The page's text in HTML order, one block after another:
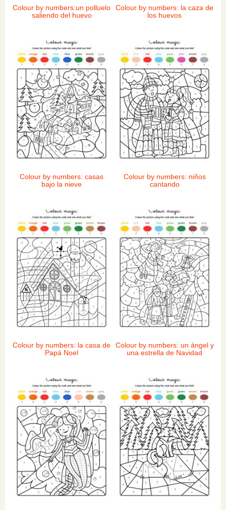
Colour by numbers:un polluelo
saliendo del huevo
Colour by numbers: la caza de
los huevos
Colour by numbers: casas
bajo la nieve
Colour by numbers: niños
cantando
Colour by numbers: la casa de
Papá Noel
Colour by numbers: un ángel y
una estrella de Navidad